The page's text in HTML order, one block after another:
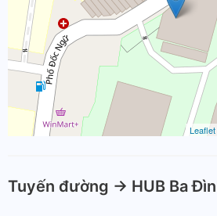
Leaflet
Tuyến đường -> HUB Ba